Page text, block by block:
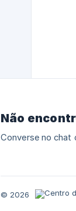
Não
Converse no chat
© 2026